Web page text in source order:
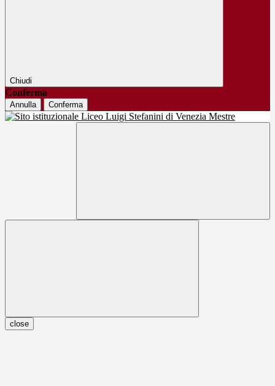
Chiudi
Conferma
Annulla Conferma
close